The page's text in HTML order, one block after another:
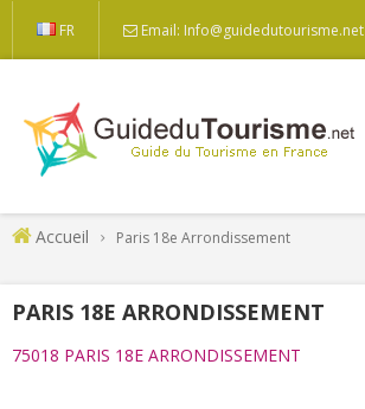
FR Email: Info@guidedutourisme.net
Accueil Paris 18e Arrondissement
PARIS 18E ARRONDISSEMENT
75018 PARIS 18E ARRONDISSEMENT